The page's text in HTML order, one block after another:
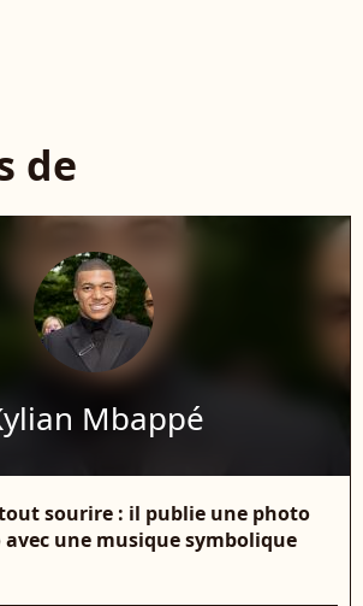
de
Mbappé
sourire : il publie une photo
avec une musique symbolique